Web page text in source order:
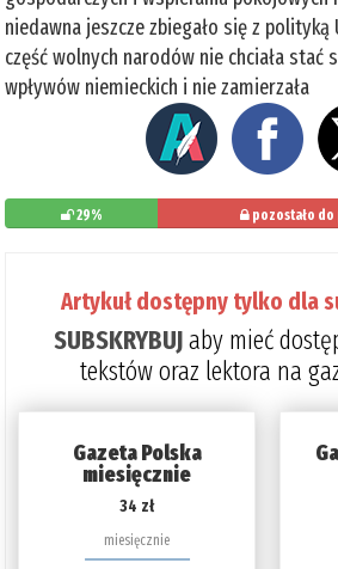
niedawna jeszcze zbiegało się z polityką
część wolnych narodów nie chciała
wpływów niemieckich i nie zamierzała
29% pozostało do
Artykuł dostępny tylko dla
SUBSKRYBUJaby mieć
tekstów oraz lektora na
Gazeta Polska
miesięcznie
34 zł
miesięcznie